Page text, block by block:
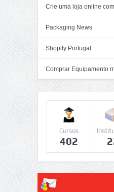
Crie uma loja online
Packaging News
Shopify Portugal
Comprar Equipamento
Cursos
402